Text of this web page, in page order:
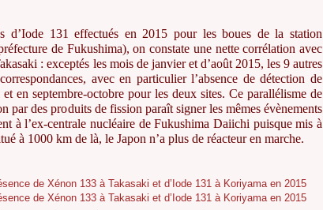
d’Iode 131 effectués en 2015 pour les boues de la station
de Fukushima), on constate une nette corrélation avec
: exceptés les mois de janvier et d’août 2015, les 9 autres
avec en particulier l’absence de détection de
en septembre-octobre pour les deux sites. Ce parallélisme de
par des produits de fission paraît signer les mêmes évènements
à l’ex-centrale nucléaire de Fukushima Daiichi puisque mis à
à 1000 km de là, le Japon n’a plus de réacteur en marche.